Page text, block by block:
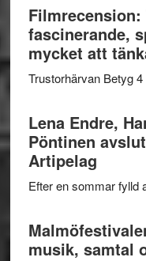
fascinerande,
mycket att
Trustorhärvan Betyg
Lena Endre,
Pöntinen
Artipelag
Efter en sommar
musik, samtal